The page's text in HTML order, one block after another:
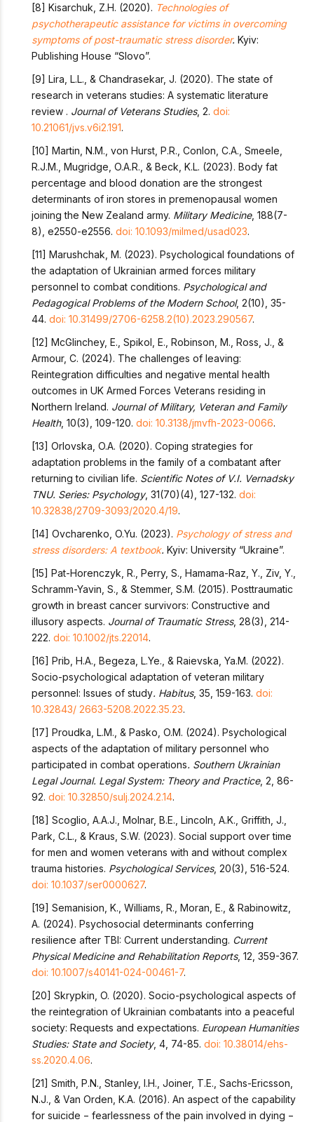
[8] Kisarchuk, Z.H. (2020). Technologies of
psychotherapeutic assistance for victims in overcoming
symptoms of post-traumatic stress disorder.Kyiv:
Publishing House “Slovo”.
[9] Lira, L.L., & Chandrasekar, J. (2020). The state of
research in veterans studies: A systematic literature
review . Journal of Veterans Studies, 2.doi:
10.21061/jvs.v6i2.191.
[10] Martin, N.M., von Hurst, P.R., Conlon, C.A., Smeele,
R.J.M., Mugridge, O.A.R., & Beck, K.L. (2023). Body fat
percentage and blood donation are the strongest
determinants of iron stores in premenopausal women
joining the New Zealand army. Military Medicine, 188(7-
8), e2550-e2556.doi: 10.1093/milmed/usad023.
[11] Marushchak, M. (2023). Psychological foundations of
the adaptation of Ukrainian armed forces military
personnel to combat conditions. Psychological and
Pedagogical Problems of the Modern School, 2(10), 35-
44.doi: 10.31499/2706-6258.2(10).2023.290567.
[12] McGlinchey, E., Spikol, E., Robinson, M., Ross, J., &
Armour, C. (2024). The challenges of leaving:
Reintegration difficulties and negative mental health
outcomes in UK Armed Forces Veterans residing in
Northern Ireland. Journal of Military, Veteran and Family
Health, 10(3), 109-120.doi: 10.3138/jmvfh-2023-0066.
[13] Orlovska, O.A. (2020). Coping strategies for
adaptation problems in the family of a combatant after
returning to civilian life. Scientific Notes of V.I. Vernadsky
TNU. Series: Psychology, 31(70)(4), 127-132.doi:
10.32838/2709-3093/2020.4/19.
[14] Ovcharenko, O.Yu. (2023). Psychology of stress and
stress disorders: A textbook.Kyiv: University “Ukraine”.
[15] Pat-Horenczyk, R., Perry, S., Hamama-Raz, Y., Ziv, Y.,
Schramm-Yavin, S., & Stemmer, S.M. (2015). Posttraumatic
growth in breast cancer survivors: Constructive and
illusory aspects. Journal of Traumatic Stress, 28(3), 214-
222.doi: 10.1002/jts.22014.
[16] Prib, H.A., Begeza, L.Ye., & Raievska, Ya.M. (2022).
Socio-psychological adaptation of veteran military
personnel: Issues of study. Habitus, 35, 159-163.doi:
10.32843/ 2663-5208.2022.35.23.
[17] Proudka, L.M., & Pasko, O.M. (2024). Psychological
aspects of the adaptation of military personnel who
participated in combat operations. Southern Ukrainian
Legal Journal. Legal System: Theory and Practice, 2, 86-
92.doi: 10.32850/sulj.2024.2.14.
[18] Scoglio, A.A.J., Molnar, B.E., Lincoln, A.K., Griffith, J.,
Park, C.L., & Kraus, S.W. (2023). Social support over time
for men and women veterans with and without complex
trauma histories. Psychological Services, 20(3), 516-524.
doi: 10.1037/ser0000627.
[19] Semanision, K., Williams, R., Moran, E., & Rabinowitz,
A. (2024). Psychosocial determinants conferring
resilience after TBI: Current understanding. Current
Physical Medicine and Rehabilitation Reports, 12, 359-367.
doi: 10.1007/s40141-024-00461-7.
[20] Skrypkin, O. (2020). Socio-psychological aspects of
the reintegration of Ukrainian combatants into a peaceful
society: Requests and expectations. European Humanities
Studies: State and Society, 4, 74-85.doi: 10.38014/ehs-
ss.2020.4.06.
[21] Smith, P.N., Stanley, I.H., Joiner, T.E., Sachs-Ericsson,
N.J., & Van Orden, K.A. (2016). An aspect of the capability
for suicide − fearlessness of the pain involved in dying −